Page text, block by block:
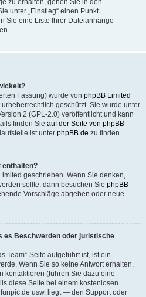
zu erhalten, gehen Sie in den
unter „Einstieg“ einen Punkt
Sie eine Liste Ihrer Dateianhänge
Fassung) wurde von phpBB Limited
geschützt. Sie wurde unter
2 (GPL-2.0) veröffentlicht und kann
finden Sie auf der Seite von phpBB
ist unter phpBB.de zu finden.
enthalten?
geschrieben. Wenn Sie denken,
sollte, dann besuchen Sie phpBB
Vorschläge abgeben oder neue
es Beschwerden oder juristische
Team“-Seite aufgeführt ist, ist ein
Wenn Sie so keine Antwort erhalten,
kontaktieren (führen Sie dazu eine
diese Seite bei einem kostenlosen
usw. liegt — den Support oder